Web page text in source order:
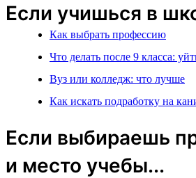
Если учишься в
Как выбрать профессию
Что делать после 9 класса:
Вуз или колледж: что лучше
Как искать подработку на
Если выбираешь
и место учебы...